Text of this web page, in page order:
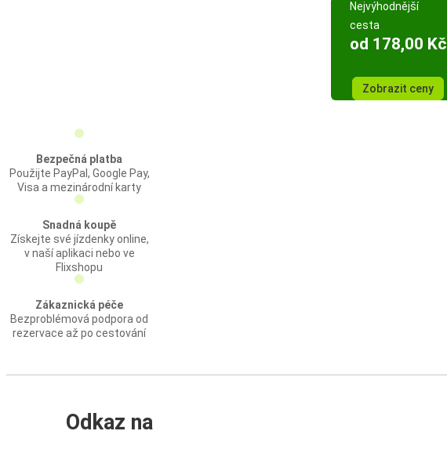
Nejvýhodnější
cesta
od 178,00 Kč
Zobrazit ceny
Bezpečná platba
Použijte PayPal, Google Pay,
Visa a mezinárodní karty
Snadná koupě
Získejte své jízdenky online,
v naší aplikaci nebo ve
Flixshopu
Zákaznická péče
Bezproblémová podpora od
rezervace až po cestování
Odkaz na